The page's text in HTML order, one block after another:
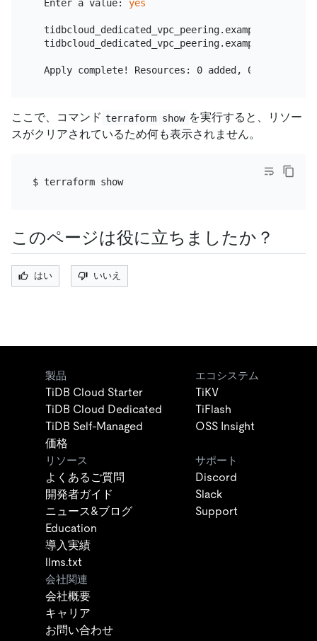
  Enter a value:
yes
tidbcloud_dedicated_vpc_peering.example:
tidbcloud_dedicated_vpc_peering.example:
ここで、コマンド terraform show を実行すると、リソー
スがクリアされているため何も表示されません。
$ terraform show
このページは役に立ちましたか？
はい いいえ
製品
TiDB Cloud Starter
TiDB Cloud Dedicated
TiDB Self-Managed
価格
エコシステム
TiKV
TiFlash
OSS Insight
リソース
よくあるご質問
開発者ガイド
ニュース&ブログ
Education
導入実績
llms.txt
サポート
Discord
Slack
Support
会社関連
会社概要
キャリア
お問い合わせ